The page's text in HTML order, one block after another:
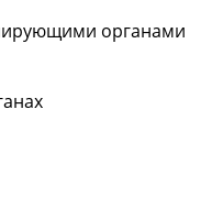
органами